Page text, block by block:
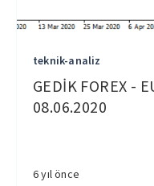
teknik-analiz
GEDİK FOREX -
08.06.2020
6 yıl önce